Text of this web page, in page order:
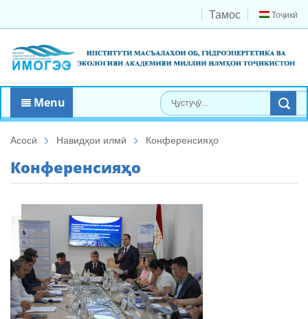
Тоҷикӣ
Тамос
Menu
Асосӣ Навидҳои илмӣ Конференсияҳо
Конференсияҳо